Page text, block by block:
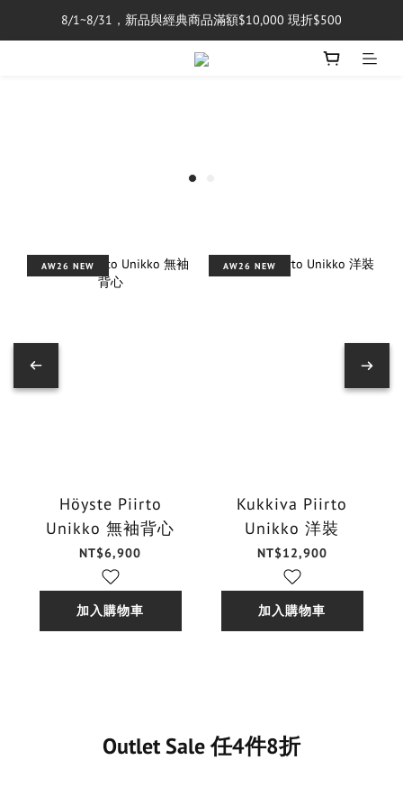
單筆消費滿$5,000享免運費
8/1~8/31，新品與經典商品滿額$10,000 現折$500
單筆消費滿$5,000享免運費
AW26 NEW
Höyste Piirto
Unikko 無袖背心
NT$6,900
加入購物車
AW26 NEW
Kukkiva Piirto
Unikko 洋裝
NT$12,900
加入購物車
Outlet Sale 任4件8折